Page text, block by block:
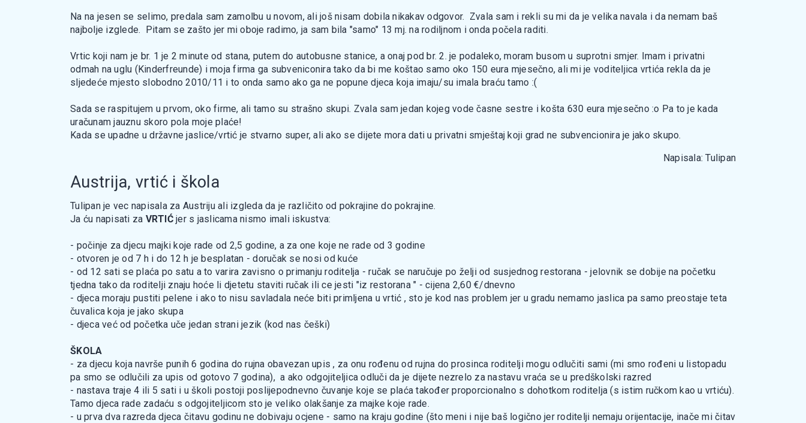
Na na jesen se selimo, predala sam zamolbu u novom, ali još nisam dobila nikakav odgovor. Zvala sam i rekli su mi da je velika navala i da nemam baš
najbolje izglede. Pitam se zašto jer mi oboje radimo, ja sam bila "samo" 13 mj. na rodiljnom i onda počela raditi.
Vrtic koji nam je br. 1 je 2 minute od stana, putem do autobusne stanice, a onaj pod br. 2. je podaleko, moram busom u suprotni smjer. Imam i privatni
odmah na uglu (Kinderfreunde) i moja firma ga subveniconira tako da bi me koštao samo oko 150 eura mjesečno, ali mi je voditeljica vrtića rekla da je
sljedeće mjesto slobodno 2010/11 i to onda samo ako ga ne popune djeca koja imaju/su imala braću tamo :(
Sada se raspitujem u prvom, oko firme, ali tamo su strašno skupi. Zvala sam jedan kojeg vode časne sestre i košta 630 eura mjesečno :o Pa to je kada
uračunam jauznu skoro pola moje plaće!
Kada se upadne u državne jaslice/vrtić je stvarno super, ali ako se dijete mora dati u privatni smještaj koji grad ne subvencionira je jako skupo.
Napisala: Tulipan
Austrija, vrtić i škola
Tulipan je vec napisala za Austriju ali izgleda da je različito od pokrajine do pokrajine.
Ja ću napisati za VRTIĆ jer s jaslicama nismo imali iskustva:
- počinje za djecu majki koje rade od 2,5 godine, a za one koje ne rade od 3 godine
- otvoren je od 7 h i do 12 h je besplatan - doručak se nosi od kuće
- od 12 sati se plaća po satu a to varira zavisno o primanju roditelja - ručak se naručuje po želji od susjednog restorana - jelovnik se dobije na početku
tjedna tako da roditelji znaju hoće li djetetu staviti ručak ili ce jesti "iz restorana " - cijena 2,60 €/dnevno
- djeca moraju pustiti pelene i ako to nisu savladala neće biti primljena u vrtić , sto je kod nas problem jer u gradu nemamo jaslica pa samo preostaje teta
čuvalica koja je jako skupa
- djeca već od početka uče jedan strani jezik (kod nas češki)
ŠKOLA
- za djecu koja navrše punih 6 godina do rujna obavezan upis , za onu rođenu od rujna do prosinca roditelji mogu odlučiti sami (mi smo rođeni u listopadu
pa smo se odlučili za upis od gotovo 7 godina), a ako odgojiteljica odluči da je dijete nezrelo za nastavu vraća se u predškolski razred
- nastava traje 4 ili 5 sati i u školi postoji poslijepodnevno čuvanje koje se plaća također proporcionalno s dohotkom roditelja (s istim ručkom kao u vrtiću).
Tamo djeca rade zadaću s odgojiteljicom sto je veliko olakšanje za majke koje rade.
- u prva dva razreda djeca čitavu godinu ne dobivaju ocjene - samo na kraju godine (što meni i nije baš logično jer roditelji nemaju orijentacije, inače mi čitav